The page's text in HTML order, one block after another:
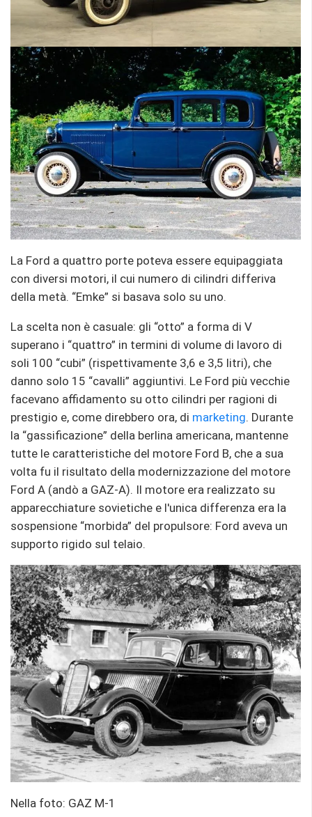
La Ford a quattro porte poteva essere equipaggiata
con diversi motori, il cui numero di cilindri differiva
della metà. “Emke” si basava solo su uno.
La scelta non è casuale: gli “otto” a forma di V
superano i “quattro” in termini di volume di lavoro di
soli 100 “cubi” (rispettivamente 3,6 e 3,5 litri), che
danno solo 15 “cavalli” aggiuntivi. Le Ford più vecchie
facevano affidamento su otto cilindri per ragioni di
prestigio e, come direbbero ora, di marketing. Durante
la “gassificazione” della berlina americana, mantenne
tutte le caratteristiche del motore Ford B, che a sua
volta fu il risultato della modernizzazione del motore
Ford A (andò a GAZ-A). Il motore era realizzato su
apparecchiature sovietiche e l'unica differenza era la
sospensione “morbida” del propulsore: Ford aveva un
supporto rigido sul telaio.
Nella foto: GAZ M-1